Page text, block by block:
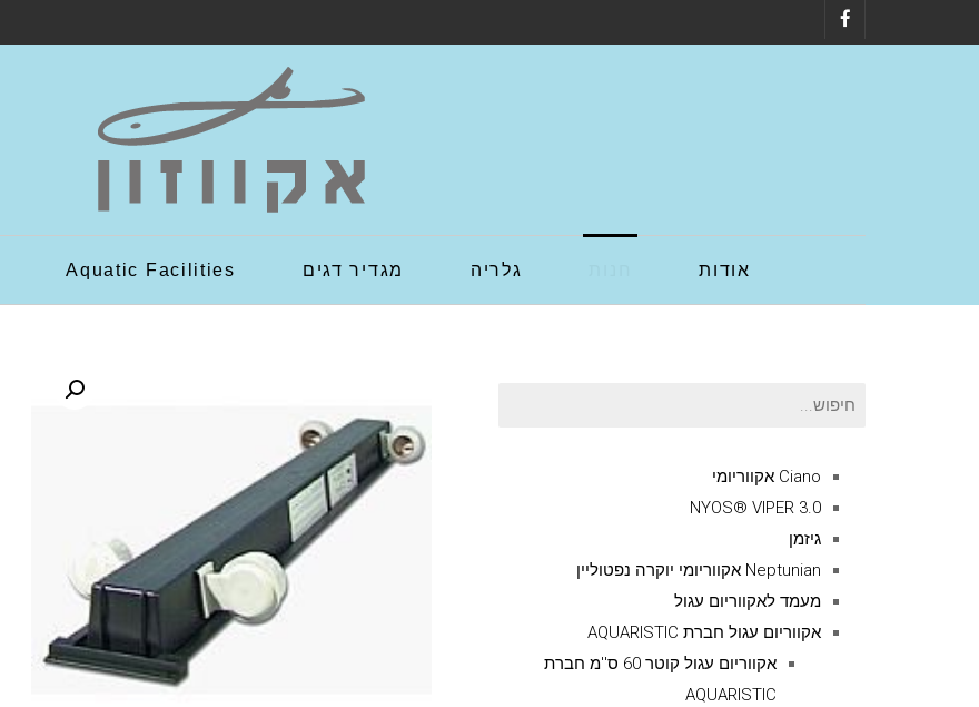
אודות גלריה מגדיר דגים Aquatic Facilities
חיפוש
Ciano אקווריומי
NYOS® VIPER 3.0
גיזמן
Neptunian אקווריומי יוקרה נפטוליין
מעמד לאקווריום עגול
אקווריום עגול חברת AQUARISTIC
אקווריום עגול קוטר 60 ס''מ חברת
AQUARISTIC